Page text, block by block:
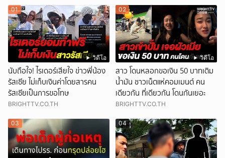
วิดีโอ
01
นับถือใจ! ไรเดอร์เสียใจ ข่าวพี่น้อง
รัสเซีย ไม่เก็บเงินค่าโดยสารคน
รัสเซียเป็นการขอโทษ
BRIGHTTV.CO.TH
วิดีโอ
02
สาว โดนหลอกขอเงิน 50 บาทเติม
น้ำมัน ชาวเน็ตแห่คอมเมนต์ คน
เดียวกัน ที่เดียวกัน โดนกันเยอะ
BRIGHTTV.CO.TH
03 04